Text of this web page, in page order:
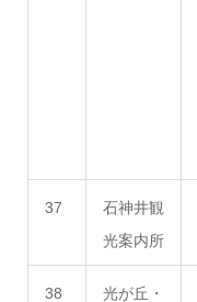
37
石神井観
光案内所
38
光が丘・